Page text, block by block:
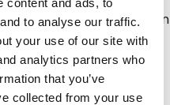
to analyse our traffic.
your use of our site with
analytics partners who
that you’ve
collected from your use
stabilen Umschlägen
dann sind
Diese matten
einen